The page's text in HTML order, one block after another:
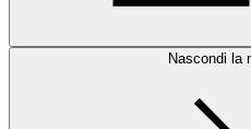
Nascondi la